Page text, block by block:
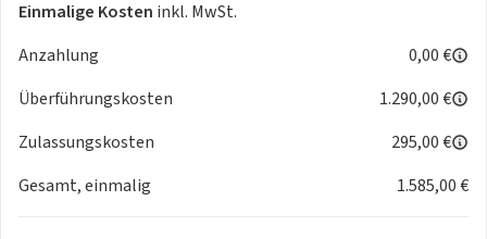
Fensterheber elektr. vorn, links mit Impulsgeber
Geschwindigkeits-Regelanlage (Tempomat) inkl.
Geschwindigkeits-Begrenzeranlage
Getränkehalter vorn
Einmalige Kosten inkl. MwSt.
Anzahlung
0,00 €
Überführungskosten
1.290,00 €
Zulassungskosten
295,00 €
Gesamt, einmalig
1.585,00 €